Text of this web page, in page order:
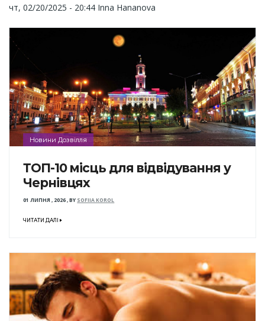
чт, 02/20/2025 - 20:44 Inna Hananova
Новини Дозвілля
ТОП-10 місць для відвідування у
Чернівцях
01 ЛИПНЯ , 2026,BY SOFIIA KOROL
ЧИТАТИ ДАЛІ